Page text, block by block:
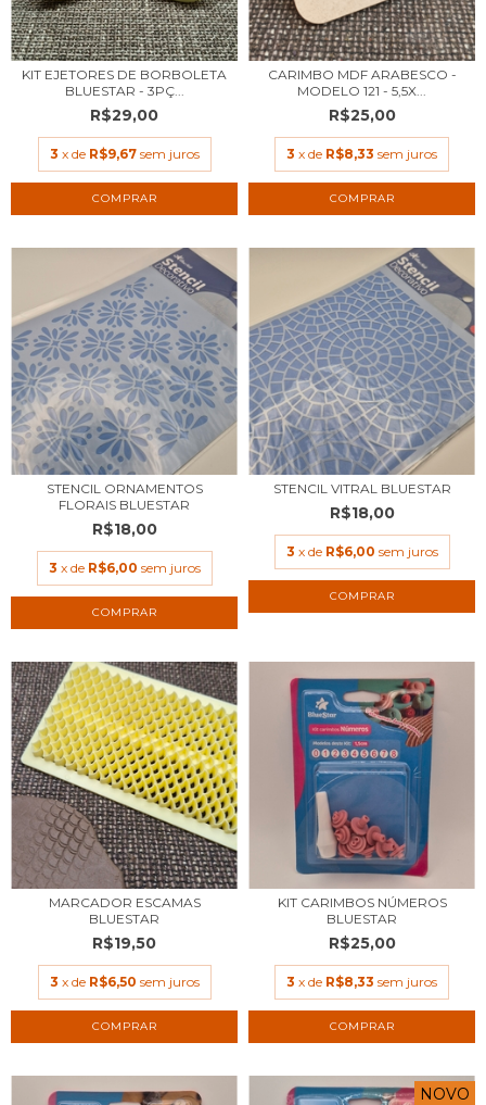
KIT EJETORES DE BORBOLETA
BLUESTAR - 3PÇ...
R$29,00
3 x de R$9,67 sem juros
CARIMBO MDF ARABESCO -
MODELO 121 - 5,5X...
R$25,00
3 x de R$8,33 sem juros
STENCIL ORNAMENTOS
FLORAIS BLUESTAR
R$18,00
3 x de R$6,00 sem juros
STENCIL VITRAL BLUESTAR
R$18,00
3 x de R$6,00 sem juros
MARCADOR ESCAMAS
BLUESTAR
R$19,50
3 x de R$6,50 sem juros
KIT CARIMBOS NÚMEROS
BLUESTAR
R$25,00
3 x de R$8,33 sem juros
NOVO